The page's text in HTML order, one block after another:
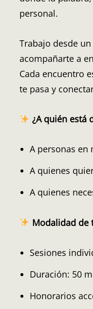
personal.
Trabajo desde
acompañarte a
Cada encuentro
te pasa y
¿A quién está
A personas en
A quienes
A quienes
Modalidad de
Sesiones
Duración: 50
Honorarios